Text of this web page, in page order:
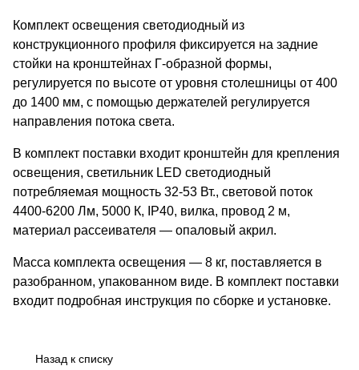
Комплект освещения светодиодный из
конструкционного профиля фиксируется на задние
стойки на кронштейнах Г-образной формы,
регулируется по высоте от уровня столешницы от 400
до 1400 мм, с помощью держателей регулируется
направления потока света.
В комплект поставки входит кронштейн для крепления
освещения, светильник LED светодиодный
потребляемая мощность 32-53 Вт., световой поток
4400-6200 Лм, 5000 К, IP40, вилка, провод 2 м,
материал рассеивателя — опаловый акрил.
Масса комплекта освещения — 8 кг, поставляется в
разобранном, упакованном виде. В комплект поставки
входит подробная инструкция по сборке и установке.
Назад к списку